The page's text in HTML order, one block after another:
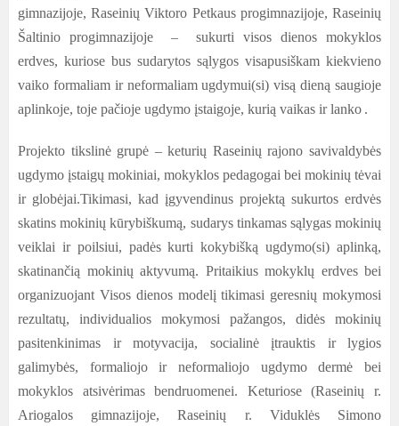
gimnazijoje, Raseinių Viktoro Petkaus progimnazijoje, Raseinių
Šaltinio progimnazijoje – sukurti visos dienos mokyklos
erdves, kuriose bus sudarytos sąlygos visapusiškam kiekvieno
vaiko formaliam ir neformaliam ugdymui(si) visą dieną saugioje
aplinkoje, toje pačioje ugdymo įstaigoje, kurią vaikas ir lanko .
Projekto tikslinė grupė – keturių Raseinių rajono savivaldybės
ugdymo įstaigų mokiniai, mokyklos pedagogai bei mokinių tėvai
ir globėjai.Tikimasi, kad įgyvendinus projektą sukurtos erdvės
skatins mokinių kūrybiškumą, sudarys tinkamas sąlygas mokinių
veiklai ir poilsiui, padės kurti kokybišką ugdymo(si) aplinką,
skatinančią mokinių aktyvumą. Pritaikius mokyklų erdves bei
organizuojant Visos dienos modelį tikimasi geresnių mokymosi
rezultatų, individualios mokymosi pažangos, didės mokinių
pasitenkinimas ir motyvacija, socialinė įtrauktis ir lygios
galimybės, formaliojo ir neformaliojo ugdymo dermė bei
mokyklos atsivėrimas bendruomenei. Keturiose (Raseinių r.
Ariogalos gimnazijoje, Raseinių r. Viduklės Simono